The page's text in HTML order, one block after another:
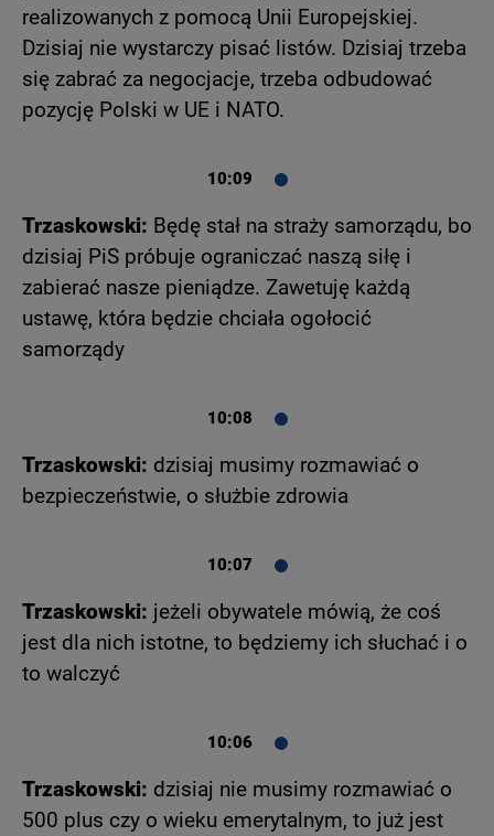
realizowanych z pomocą Unii Europejskiej.
Dzisiaj nie wystarczy pisać listów. Dzisiaj trzeba
się zabrać za negocjacje, trzeba odbudować
pozycję Polski w UE i NATO.
10:09
Trzaskowski: Będę stał na straży samorządu, bo
dzisiaj PiS próbuje ograniczać naszą siłę i
zabierać nasze pieniądze. Zawetuję każdą
ustawę, która będzie chciała ogołocić
samorządy
10:08
Trzaskowski: dzisiaj musimy rozmawiać o
bezpieczeństwie, o służbie zdrowia
10:07
Trzaskowski: jeżeli obywatele mówią, że coś
jest dla nich istotne, to będziemy ich słuchać i o
to walczyć
10:06
Trzaskowski: dzisiaj nie musimy rozmawiać o
500 plus czy o wieku emerytalnym, to już jest